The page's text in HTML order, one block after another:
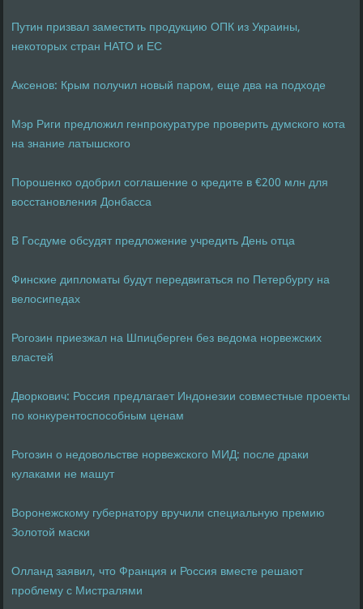
Путин призвал заместить продукцию ОПК из Украины,
некоторых стран НАТО и ЕС
Аксенов: Крым получил новый паром, еще два на подходе
Мэр Риги предложил генпрокуратуре проверить думского кота
на знание латышского
Порошенко одобрил соглашение о кредите в €200 млн для
восстановления Донбасса
В Госдуме обсудят предложение учредить День отца
Финские дипломаты будут передвигаться по Петербургу на
велосипедах
Рогозин приезжал на Шпицберген без ведома норвежских
властей
Дворкович: Россия предлагает Индонезии совместные проекты
по конкурентоспособным ценам
Рогозин о недовольстве норвежского МИД: после драки
кулаками не машут
Воронежскому губернатору вручили специальную премию
Золотой маски
Олланд заявил, что Франция и Россия вместе решают
проблему с Мистралями